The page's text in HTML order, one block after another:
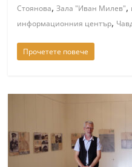
Стоянова,Зала "Иван Милев",
информационния център,
Прочетете повече